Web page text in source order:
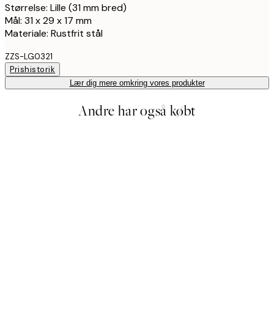
Størrelse: Lille (31 mm bred)
Mål: 31 x 29 x 17 mm
Materiale: Rustfrit stål
ZZS-LG0321
Prishistorik
Lær dig mere omkring vores produkter
Andre har også købt